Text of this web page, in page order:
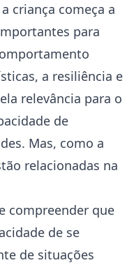
criança começa a
para
a resiliência e
relevância para o
de
Mas, como a
relacionadas na
compreender que
de se
de situações